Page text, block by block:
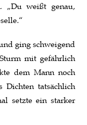
„Du weißt genau,
ging schweigend
mit gefährlich
dem Mann noch
tatsächlich
setzte ein starker